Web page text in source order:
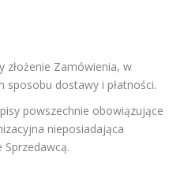
złożenie Zamówienia, w
dostawy i płatności.
powszechnie obowiązujące
nieposiadająca